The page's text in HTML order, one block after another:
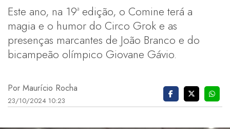
Este ano, na 19ª edição, o Comine terá a
magia e o humor do Circo Grok e as
presenças marcantes de João Branco e do
bicampeão olímpico Giovane Gávio.
Por Maurício Rocha
23/10/2024 10:23